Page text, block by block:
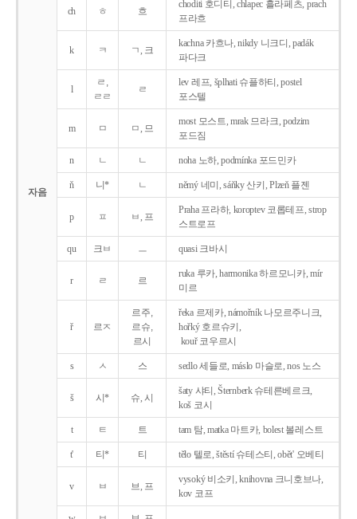
자음
ch ㅎ 흐
choditi 호디티, chlapec 흘라페츠, prach
프라흐
k ㅋ ㄱ, 크
kachna 카흐나, nikdy 니크디, padák
파다크
l
ㄹ,
ㄹㄹ
ㄹ
lev 레프, šplhati 슈플하티, postel
포스텔
m ㅁ ㅁ, 므
most 모스트, mrak 므라크, podzim
포드짐
n ㄴ ㄴ noha 노하, podmínka 포드민카
ň 니* ㄴ němý 네미, sáňky 산키, Plzeň 플젠
p ㅍ ㅂ, 프
Praha 프라하, koroptev 코롭테프, strop
스트로프
qu 크ㅂ ㅡ quasi 크바시
r ㄹ 르
ruka 루카, harmonika 하르모니카, mír
미르
ř 르ㅈ
르주,
르슈,
르시
řeka 르제카, námořník 나모르주니크,
hořký 호르슈키,
kouř 코우르시
s ㅅ 스 sedlo 세들로, máslo 마슬로, nos 노스
š 시* 슈, 시
šaty 샤티, Šternberk 슈테른베르크,
koš 코시
t ㅌ 트 tam 탐, matka 마트카, bolest 볼레스트
t' 티* 티 tělo 텔로, štěstí 슈테스티, obět' 오베티
v ㅂ 브, 프
vysoký 비소키, knihovna 크니호브나,
kov 코프